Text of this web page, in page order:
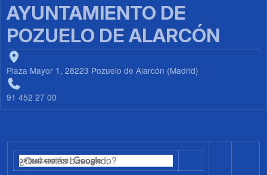
AYUNTAMIENTO DE
POZUELO DE ALARCÓN
Plaza Mayor 1, 28223 Pozuelo de Alarcón (Madrid)
91 452 27 00